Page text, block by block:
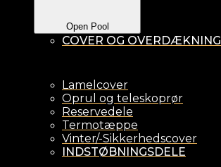
Open Pool
COVER OG OVERDÆKNING
Lamelcover
Oprul og teleskoprør
Reservedele
Termotæppe
Vinter/-Sikkerhedscover
INDSTØBNINGSDELE